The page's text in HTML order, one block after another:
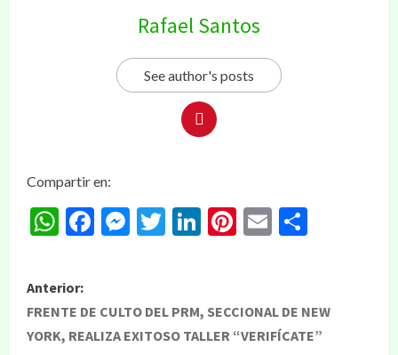
Rafael Santos
See author's posts
Compartir en:
WhatsApp
Facebook
Messenger
Twitter
LinkedIn
Pinterest
Email
Anterior:
FRENTE DE CULTO DEL PRM, SECCIONAL DE NEW
YORK, REALIZA EXITOSO TALLER “VERIFÍCATE”